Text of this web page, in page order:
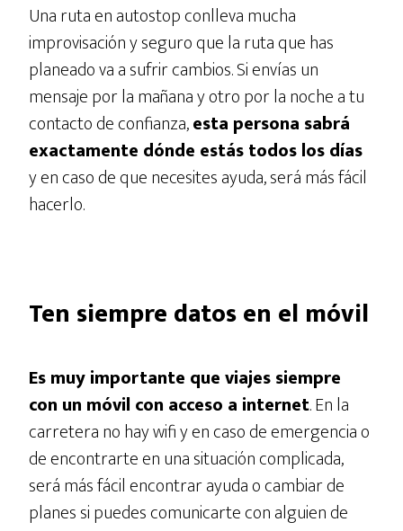
Una ruta en autostop conlleva mucha
improvisación y seguro que la ruta que has
planeado va a sufrir cambios. Si envías un
mensaje por la mañana y otro por la noche a tu
contacto de confianza,esta persona sabrá
exactamente dónde estás todos los días
y en caso de que necesites ayuda, será más fácil
hacerlo.
Ten siempre datos en el móvil
Es muy importante que viajes siempre
con un móvil con acceso a internet. En la
carretera no hay wifi y en caso de emergencia o
de encontrarte en una situación complicada,
será más fácil encontrar ayuda o cambiar de
planes si puedes comunicarte con alguien de